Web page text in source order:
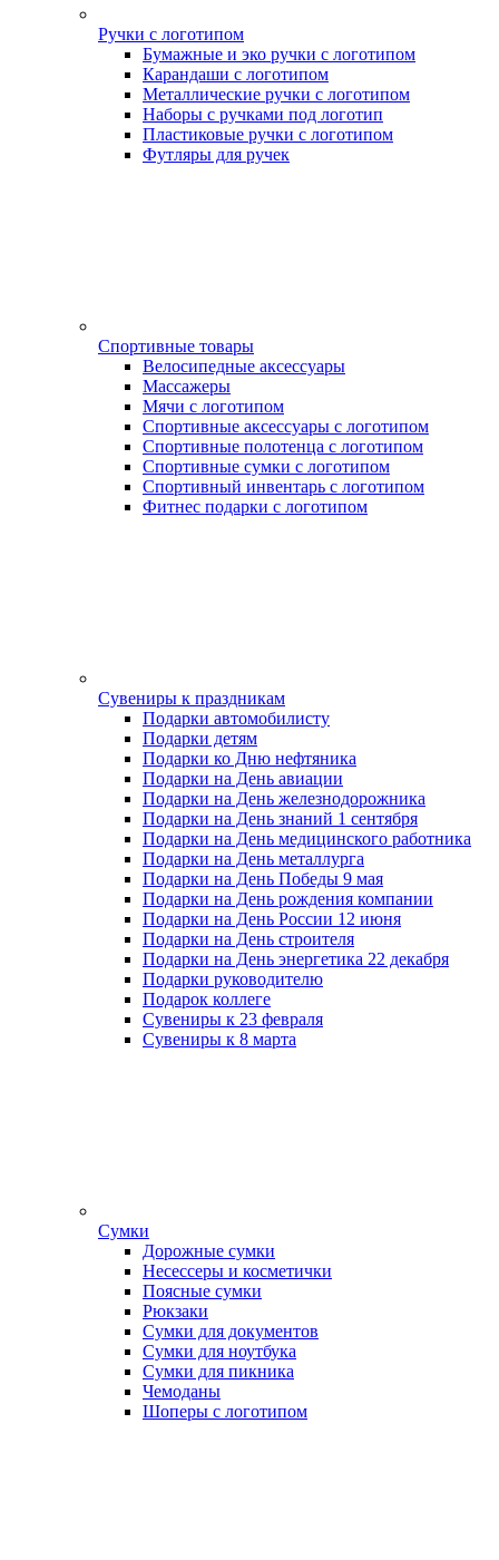
Ручки с логотипом
Бумажные и эко ручки с логотипом
Карандаши с логотипом
Металлические ручки с логотипом
Наборы с ручками под логотип
Пластиковые ручки с логотипом
Футляры для ручек
Спортивные товары
Велосипедные аксессуары
Массажеры
Мячи с логотипом
Спортивные аксессуары с логотипом
Спортивные полотенца с логотипом
Спортивные сумки с логотипом
Спортивный инвентарь с логотипом
Фитнес подарки с логотипом
Сувениры к праздникам
Подарки автомобилисту
Подарки детям
Подарки ко Дню нефтяника
Подарки на День авиации
Подарки на День железнодорожника
Подарки на День знаний 1 сентября
Подарки на День медицинского работника
Подарки на День металлурга
Подарки на День Победы 9 мая
Подарки на День рождения компании
Подарки на День России 12 июня
Подарки на День строителя
Подарки на День энергетика 22 декабря
Подарки руководителю
Подарок коллеге
Сувениры к 23 февраля
Сувениры к 8 марта
Сумки
Дорожные сумки
Несессеры и косметички
Поясные сумки
Рюкзаки
Сумки для документов
Сумки для ноутбука
Сумки для пикника
Чемоданы
Шоперы с логотипом